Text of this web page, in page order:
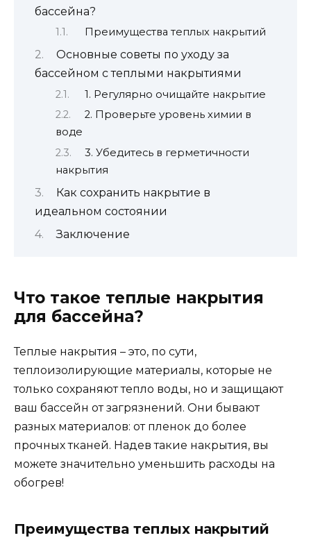
бассейна?
Преимущества теплых накрытий
Основные советы по уходу за
бассейном с теплыми накрытиями
1. Регулярно очищайте накрытие
2. Проверьте уровень химии в
воде
3. Убедитесь в герметичности
накрытия
Как сохранить накрытие в
идеальном состоянии
Заключение
Что такое теплые накрытия
для бассейна?
Теплые накрытия – это, по сути,
теплоизолирующие материалы, которые не
только сохраняют тепло воды, но и защищают
ваш бассейн от загрязнений. Они бывают
разных материалов: от пленок до более
прочных тканей. Надев такие накрытия, вы
можете значительно уменьшить расходы на
обогрев!
Преимущества теплых накрытий